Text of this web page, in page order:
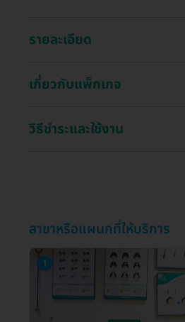
รายละเอียด
เกี่ยวกับแพ็กเกจ
วิธีชำระและใช้งาน
สาขาหรือแผนกที่ให้บริการ
1